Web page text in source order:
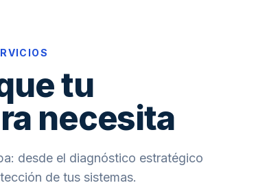
tu
necesita
desde el diagnóstico estratégico
de tus sistemas.